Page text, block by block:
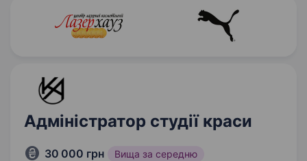
Адміністратор студії краси
30 000 грн Вища за середню